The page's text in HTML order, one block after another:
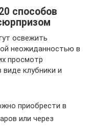
способов
освежить
неожиданностью в
просмотр
клубники и
приобрести в
или через